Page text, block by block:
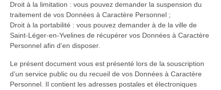
Droit à la limitation : vous pouvez demander la suspension du
traitement de vos Données à Caractère Personnel ;
Droit à la portabilité : vous pouvez demander à de la ville de
Saint-Léger-en-Yvelines de récupérer vos Données à Caractère
Personnel afin d’en disposer.
Le présent document vous est présenté lors de la souscription
d’un service public ou du recueil de vos Données à Caractère
Personnel. Il contient les adresses postales et électroniques